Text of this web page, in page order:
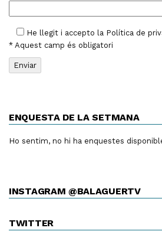
He llegit i accepto la Política de
* Aquest camp és obligatori
ENQUESTA DE LA SETMANA
Ho sentim, no hi ha enquestes
INSTAGRAM @BALAGUERTV
TWITTER